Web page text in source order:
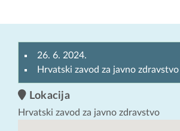
26. 6. 2024.
Hrvatski zavod za javno zdravstvo
Lokacija
Hrvatski zavod za javno zdravstvo